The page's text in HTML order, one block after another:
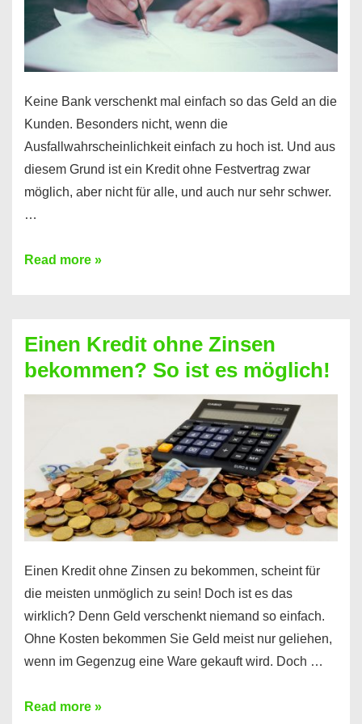
möglich!
Keine Bank verschenkt mal einfach so das Geld an die
Kunden. Besonders nicht, wenn die
Ausfallwahrscheinlichkeit einfach zu hoch ist. Und aus
diesem Grund ist ein Kredit ohne Festvertrag zwar
möglich, aber nicht für alle, und auch nur sehr schwer.
…
Ist
Festvertrag
für
jeden
erfahren
Sie
es
Read more »
Einen Kredit ohne Zinsen
bekommen? So ist es möglich!
Einen Kredit ohne Zinsen zu bekommen, scheint für
die meisten unmöglich zu sein! Doch ist es das
wirklich? Denn Geld verschenkt niemand so einfach.
Ohne Kosten bekommen Sie Geld meist nur geliehen,
wenn im Gegenzug eine Ware gekauft wird. Doch …
Einen
Read more »